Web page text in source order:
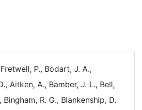
P., Bodart, J. A.,
Aitken, A., Bamber, J. L., Bell,
Bingham, R. G., Blankenship, D.